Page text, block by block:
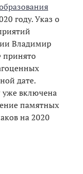
году. Указ о
Владимир
дате.
уже включена
памятных
на 2020